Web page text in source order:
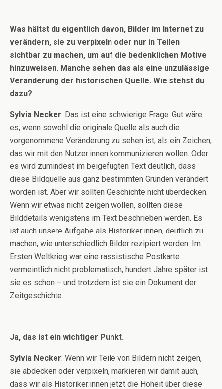
Was hältst du eigentlich davon, Bilder im Internet zu
verändern, sie zu verpixeln oder nur in Teilen
sichtbar zu machen, um auf die bedenklichen Motive
hinzuweisen. Manche sehen das als eine unzulässige
Veränderung der historischen Quelle. Wie stehst du
dazu?
Sylvia Necker: Das ist eine schwierige Frage. Gut wäre
es, wenn sowohl die originale Quelle als auch die
vorgenommene Veränderung zu sehen ist, als ein Zeichen,
das wir mit den Nutzer:innen kommunizieren wollen. Oder
es wird zumindest im beigefügten Text deutlich, dass
diese Bildquelle aus ganz bestimmten Gründen verändert
worden ist. Aber wir sollten Geschichte nicht überdecken.
Wenn wir etwas nicht zeigen wollen, sollten diese
Bilddetails wenigstens im Text beschrieben werden. Es
ist auch unsere Aufgabe als Historiker:innen, deutlich zu
machen, wie unterschiedlich Bilder rezipiert werden. Im
Ersten Weltkrieg war eine rassistische Postkarte
vermeintlich nicht problematisch, hundert Jahre später ist
sie es schon – und trotzdem ist sie ein Dokument der
Zeitgeschichte.
Ja, das ist ein wichtiger Punkt.
Sylvia Necker: Wenn wir Teile von Bildern nicht zeigen,
sie abdecken oder verpixeln, markieren wir damit auch,
dass wir als Historiker:innen jetzt die Hoheit über diese